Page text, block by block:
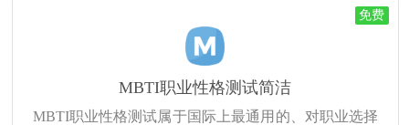
免费
MBTI职业性格测试简洁
MBTI职业性格测试属于国际上最通用的、对职业选择